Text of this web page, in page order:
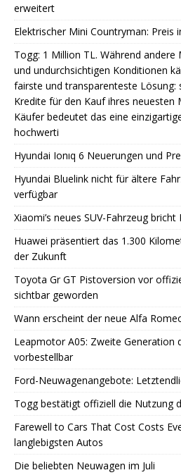
erweitert
Elektrischer Mini Countryman: Preis
Togg: 1 Million TL. Während
und undurchsichtigen Konditionen
fairste und transparenteste Lösung:
Kredite für den Kauf ihres neuesten
Käufer bedeutet das eine
hochwerti
Hyundai Ionıq 6 Neuerungen und
Hyundai Bluelink nicht für ältere
verfügbar
Xiaomi’s neues SUV-Fahrzeug bricht
Huawei präsentiert das 1.300
der Zukunft
Toyota Gr GT Pistoversion vor
sichtbar geworden
Wann erscheint der neue Alfa
Leapmotor A05: Zweite Generation
vorbestellbar
Ford-Neuwagenangebote:
Togg bestätigt offiziell die Nutzung
Farewell to Cars That Cost Costs
langlebigsten Autos
Die beliebten Neuwagen im Juli